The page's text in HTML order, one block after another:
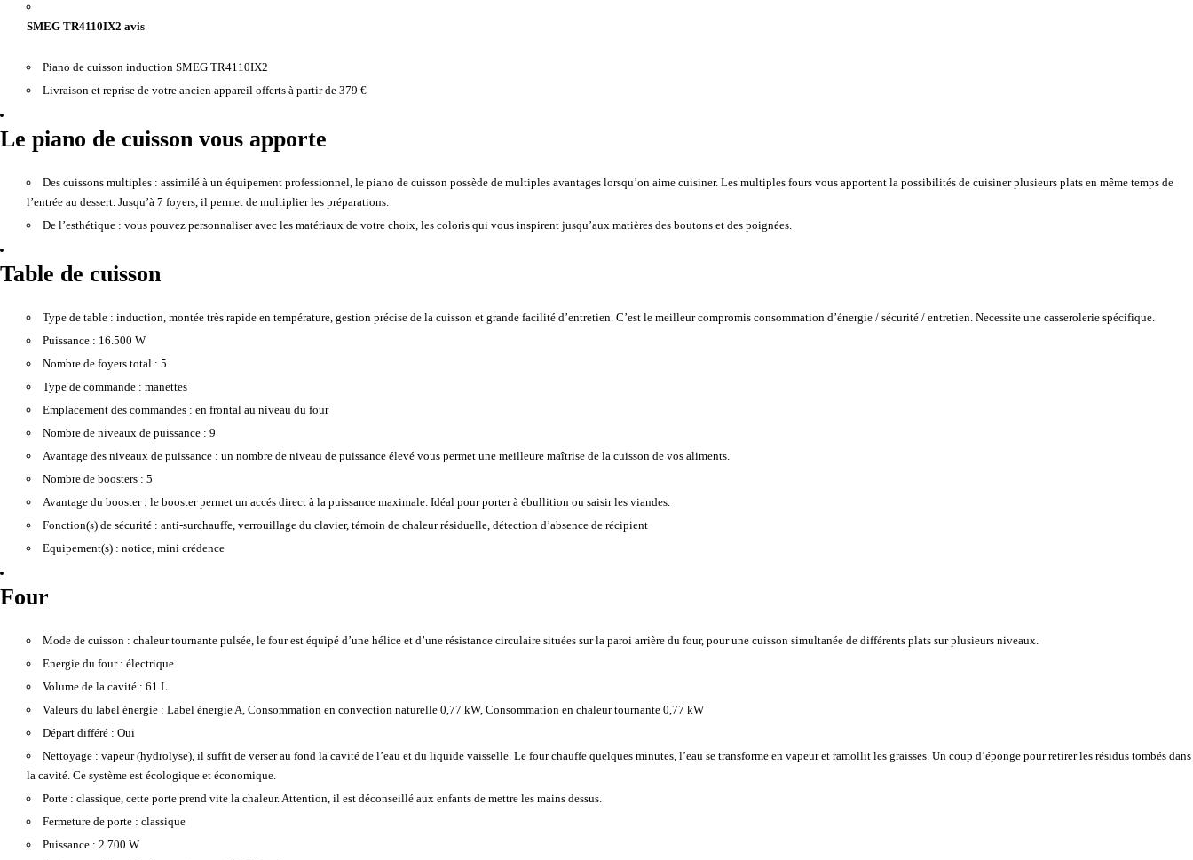
SMEG TR4110IX2 avis
Piano de cuisson induction SMEG TR4110IX2
Livraison et reprise de votre ancien appareil offerts à partir de 379 €
Le piano de cuisson vous apporte
Des cuissons multiples : assimilé à un équipement professionnel, le piano de cuisson possède de multiples avantages lorsqu’on aime cuisiner. Les multiples fours vous apportent la possibilités de cuisiner plusieurs plats en même temps de
l’entrée au dessert. Jusqu’à 7 foyers, il permet de multiplier les préparations.
De l’esthétique : vous pouvez personnaliser avec les matériaux de votre choix, les coloris qui vous inspirent jusqu’aux matières des boutons et des poignées.
Table de cuisson
Type de table : induction, montée très rapide en température, gestion précise de la cuisson et grande facilité d’entretien. C’est le meilleur compromis consommation d’énergie / sécurité / entretien. Necessite une casserolerie spécifique.
Puissance : 16.500 W
Nombre de foyers total : 5
Type de commande : manettes
Emplacement des commandes : en frontal au niveau du four
Nombre de niveaux de puissance : 9
Avantage des niveaux de puissance : un nombre de niveau de puissance élevé vous permet une meilleure maîtrise de la cuisson de vos aliments.
Nombre de boosters : 5
Avantage du booster : le booster permet un accés direct à la puissance maximale. Idéal pour porter à ébullition ou saisir les viandes.
Fonction(s) de sécurité : anti-surchauffe, verrouillage du clavier, témoin de chaleur résiduelle, détection d’absence de récipient
Equipement(s) : notice, mini crédence
Four
Mode de cuisson : chaleur tournante pulsée, le four est équipé d’une hélice et d’une résistance circulaire situées sur la paroi arrière du four, pour une cuisson simultanée de différents plats sur plusieurs niveaux.
Energie du four : électrique
Volume de la cavité : 61 L
Valeurs du label énergie : Label énergie A, Consommation en convection naturelle 0,77 kW, Consommation en chaleur tournante 0,77 kW
Départ différé : Oui
Nettoyage : vapeur (hydrolyse), il suffit de verser au fond la cavité de l’eau et du liquide vaisselle. Le four chauffe quelques minutes, l’eau se transforme en vapeur et ramollit les graisses. Un coup d’éponge pour retirer les résidus tombés dans
la cavité. Ce système est écologique et économique.
Porte : classique, cette porte prend vite la chaleur. Attention, il est déconseillé aux enfants de mettre les mains dessus.
Fermeture de porte : classique
Puissance : 2.700 W